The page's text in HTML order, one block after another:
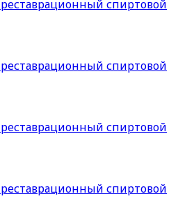
спиртовой
спиртовой
спиртовой
спиртовой